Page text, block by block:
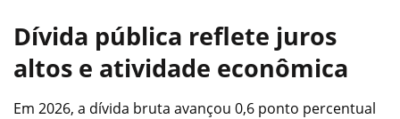
Dívida pública reflete juros
altos e atividade econômica
Em 2026, a dívida bruta avançou 0,6 ponto percentual